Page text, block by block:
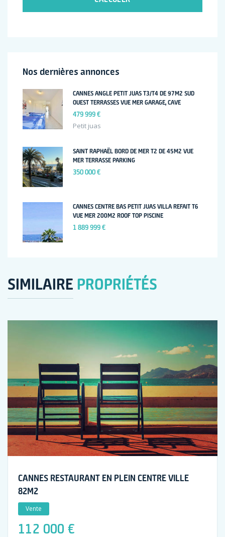
Nos dernières annonces
CANNES ANGLE PETIT JUAS T3/T4 DE 97M2 SUD
OUEST TERRASSES VUE MER GARAGE, CAVE
479 999 €
Petit juas
SAINT RAPHAËL BORD DE MER T2 DE 45M2 VUE
MER TERRASSE PARKING
350 000 €
CANNES CENTRE BAS PETIT JUAS VILLA REFAIT T6
VUE MER 200M2 ROOF TOP PISCINE
1 889 999 €
SIMILAIRE PROPRIÉTÉS
CANNES RESTAURANT EN PLEIN CENTRE VILLE
82M2
Vente
112 000 €